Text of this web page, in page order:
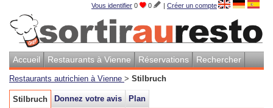
Vous identifier 0 0 | Créer un compte
Accueil Restaurants à Vienne Réservations Rechercher
Restaurants autrichien à Vienne > Stilbruch
Stilbruch Donnez votre avis Plan